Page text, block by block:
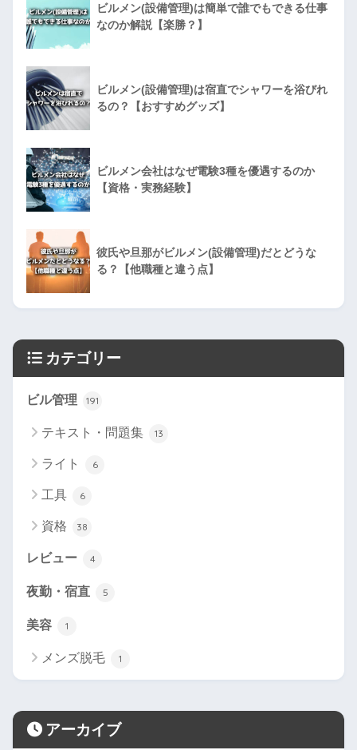
ビルメン(設備管理)は簡単で誰でもできる仕事
なのか解説【楽勝？】
ビルメン(設備管理)は宿直でシャワーを浴びれ
るの？【おすすめグッズ】
ビルメン会社はなぜ電験3種を優遇するのか
【資格・実務経験】
彼氏や旦那がビルメン(設備管理)だとどうな
る？【他職種と違う点】
カテゴリー
ビル管理 191
テキスト・問題集 13
ライト 6
工具 6
資格 38
レビュー 4
夜勤・宿直 5
美容 1
メンズ脱毛 1
アーカイブ